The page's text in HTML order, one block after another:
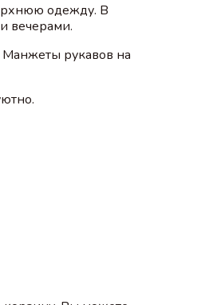
одежду. В
вечерами.
Манжеты рукавов на